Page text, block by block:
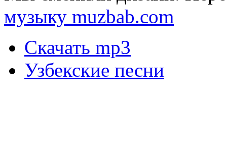
музыку muzbab.com
Скачать mp3
Узбекские песни